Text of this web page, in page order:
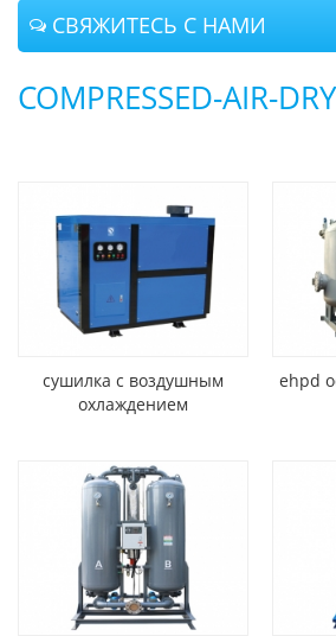
СВЯЖИТЕСЬ С НАМИ
COMPRESSED-AIR-
сушилка с воздушным
охлаждением
ehpd